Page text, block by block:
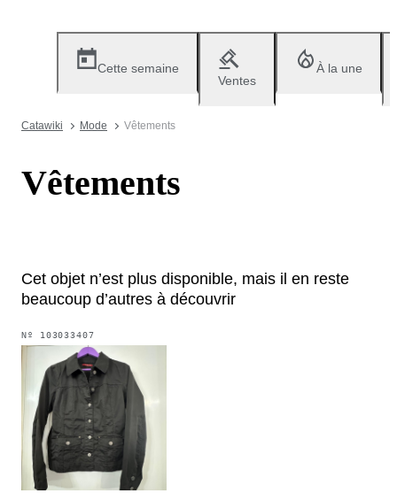
Cette semaine
Ventes
À la une
Catawiki Mode Vêtements
Vêtements
Cet objet n’est plus disponible, mais il en reste
beaucoup d’autres à découvrir
Nº 103033407